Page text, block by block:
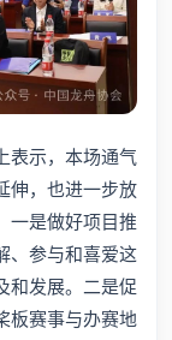
表示，本场通气
伸，也进一步放
一是做好项目推
、参与和喜爱这
和发展。二是促
板赛事与办赛地